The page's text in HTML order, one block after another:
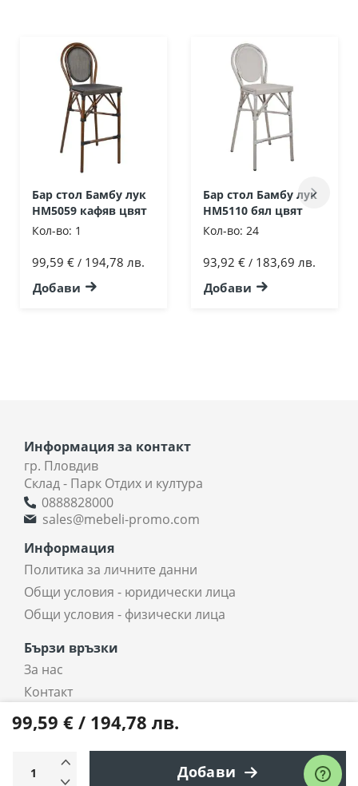
99,59 € / 194,78 лв.
Добави
Бар стол Бамбу лук
HM5059 кафяв цвят
Кол-во: 1
99,59 € / 194,78 лв.
Добави
Бар стол Бамбу лук
HM5110 бял цвят
Кол-во: 24
93,92 € / 183,69 лв.
Добави
Информация за контакт
гр. Пловдив
Склад - Парк Отдих и култура
0888828000
sales@mebeli-promo.com
Информация
Политика за личните данни
Общи условия - юридически лица
Общи условия - физически лица
Бързи връзки
За нас
Контакт
coradi.bg - интернет магазин
Всички права запазени © 2025 coradi.bg
Електронен магазин